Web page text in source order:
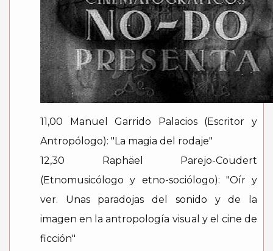
11,00 Manuel Garrido Palacios (Escritor y
Antropólogo): "La magia del rodaje"
12,30 Raphäel Parejo-Coudert
(Etnomusicólogo y etno-sociólogo): "Oír y
ver. Unas paradojas del sonido y de la
imagen en la antropología visual y el cine de
ficción"